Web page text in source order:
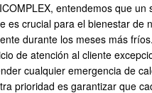
entendemos que un
es crucial para el bienestar de
durante los meses más
de atención al cliente
cualquier emergencia de
prioridad es garantizar que